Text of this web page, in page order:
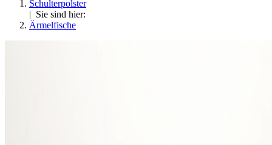
Schulterpolster
| Sie sind hier:
Ärmelfische